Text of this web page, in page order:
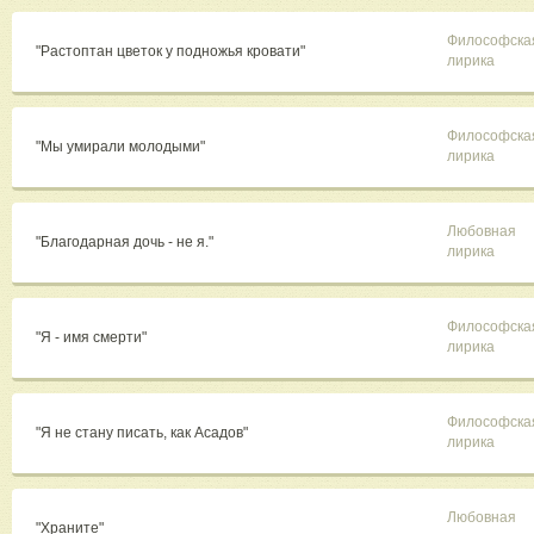
"Растоптан цветок у подножья кровати"
лирика
"Мы умирали молодыми"
лирика
"Благодарная дочь - не я."
Любовная
лирика
"Я - имя смерти"
лирика
"Я не стану писать, как Асадов"
лирика
"Храните"
Любовная